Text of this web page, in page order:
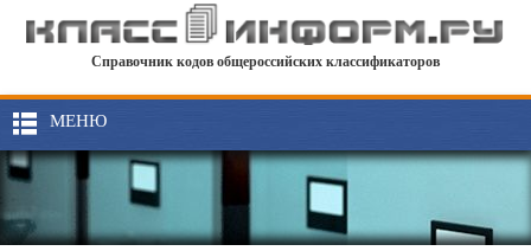
Справочник кодов общероссийских классификаторов
МЕНЮ